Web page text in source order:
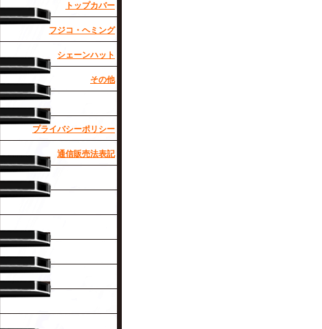
トップカバー
フジコ・ヘミング
シェーンハット
その他
プライバシーポリシー
通信販売法表記